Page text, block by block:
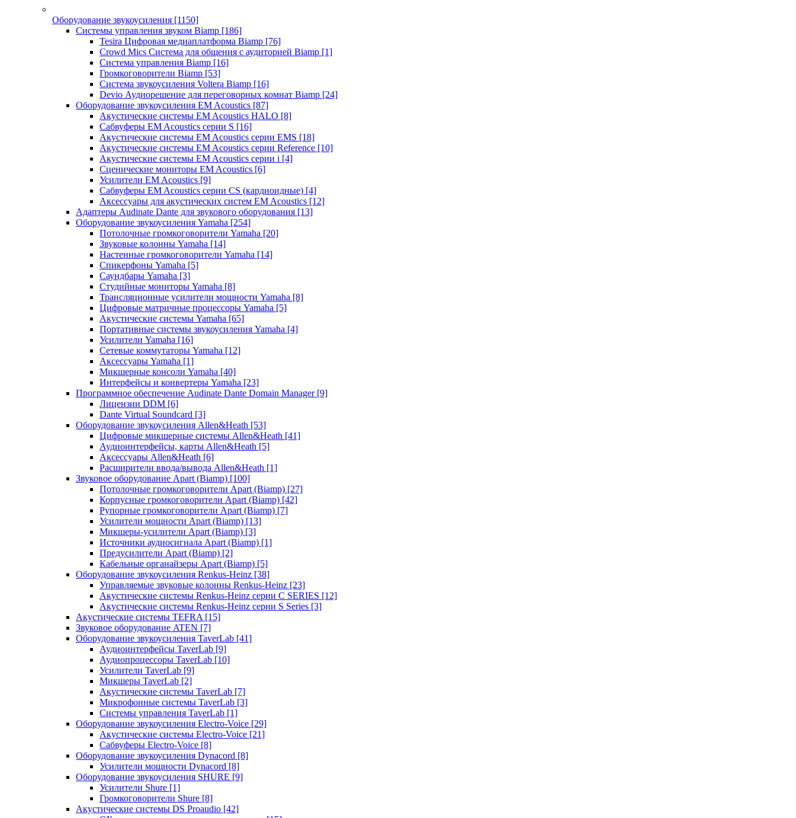
Оборудование звукоусиления [1150]
Системы управления звуком Biamp [186]
Tesira Цифровая медиаплатформа Biamp [76]
Crowd Mics Система для общения с аудиторией Biamp [1]
Система управления Biamp [16]
Громкоговорители Biamp [53]
Система звукоусиления Voltera Biamp [16]
Devio Аудиорешение для переговорных комнат Biamp [24]
Оборудование звукоусиления EM Acoustics [87]
Акустические системы EM Acoustics HALO [8]
Сабвуферы EM Acoustics серии S [16]
Акустические системы EM Acoustics серии EMS [18]
Акустические системы EM Acoustics серии Reference [10]
Акустические системы EM Acoustics серии i [4]
Сценические мониторы EM Acoustics [6]
Усилители EM Acoustics [9]
Сабвуферы EM Acoustics серии CS (кардиоидные) [4]
Аксессуары для акустических систем EM Acoustics [12]
Адаптеры Audinate Dante для звукового оборудования [13]
Оборудование звукоусиления Yamaha [254]
Потолочные громкоговорители Yamaha [20]
Звуковые колонны Yamaha [14]
Настенные громкоговорители Yamaha [14]
Спикерфоны Yamaha [5]
Саундбары Yamaha [3]
Студийные мониторы Yamaha [8]
Трансляционные усилители мощности Yamaha [8]
Цифровые матричные процессоры Yamaha [5]
Акустические системы Yamaha [65]
Портативные системы звукоусиления Yamaha [4]
Усилители Yamaha [16]
Сетевые коммутаторы Yamaha [12]
Аксессуары Yamaha [1]
Микшерные консоли Yamaha [40]
Интерфейсы и конвертеры Yamaha [23]
Программное обеспечение Audinate Dante Domain Manager [9]
Лицензии DDM [6]
Dante Virtual Soundcard [3]
Оборудование звукоусиления Allen&Heath [53]
Цифровые микшерные системы Allen&Heath [41]
Аудиоинтерфейсы, карты Allen&Heath [5]
Аксессуары Allen&Heath [6]
Расширители ввода/вывода Allen&Heath [1]
Звуковое оборудование Apart (Biamp) [100]
Потолочные громкоговорители Apart (Biamp) [27]
Корпусные громкоговорители Apart (Biamp) [42]
Рупорные громкоговорители Apart (Biamp) [7]
Усилители мощности Apart (Biamp) [13]
Микшеры-усилители Apart (Biamp) [3]
Источники аудиосигнала Apart (Biamp) [1]
Предусилители Apart (Biamp) [2]
Кабельные органайзеры Apart (Biamp) [5]
Оборудование звукоусиления Renkus-Heinz [38]
Управляемые звуковые колонны Renkus-Heinz [23]
Акустические системы Renkus-Heinz серии C SERIES [12]
Акустические системы Renkus-Heinz серии S Series [3]
Акустические системы TEFRA [15]
Звуковое оборудование ATEN [7]
Оборудование звукоусиления TaverLab [41]
Аудиоинтерфейсы TaverLab [9]
Аудиопроцессоры TaverLab [10]
Усилители TaverLab [9]
Микшеры TaverLab [2]
Акустические системы TaverLab [7]
Микрофонные системы TaverLab [3]
Системы управления TaverLab [1]
Оборудование звукоусиления Electro-Voice [29]
Акустические системы Electro-Voice [21]
Сабвуферы Electro-Voice [8]
Оборудование звукоусиления Dynacord [8]
Усилители мощности Dynacord [8]
Оборудование звукоусиления SHURE [9]
Усилители Shure [1]
Громкоговорители Shure [8]
Акустические системы DS Proaudio [42]